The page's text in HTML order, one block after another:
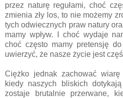
przez naturę regułami, choć
zmienia zły los, to nie możemy
tych odwiecznych praw natury
mamy wpływ. I choć wydaje
choć często mamy pretensję
uwierzyć, że nasze życie jest
Ciężko jednak zachować
kiedy naszych bliskich
zostaje brutalnie przerwane,